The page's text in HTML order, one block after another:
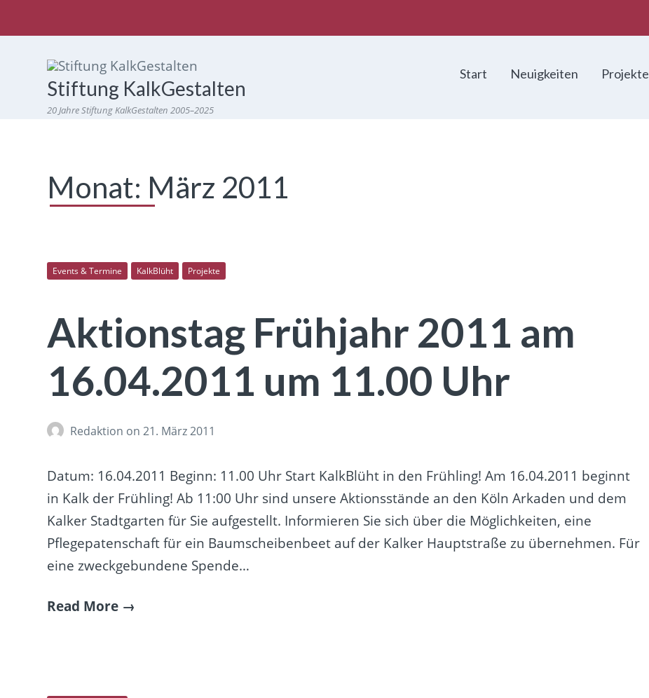
Stiftung KalkGestalten
20 Jahre Stiftung KalkGestalten 2005–2025
Start Neuigkeiten Projekte
Monat: März 2011
Events & Termine KalkBlüht Projekte
Aktionstag Frühjahr 2011 am
16.04.2011 um 11.00 Uhr
Redaktion on 21. März 2011
Datum: 16.04.2011 Beginn: 11.00 Uhr Start KalkBlüht in den Frühling! Am 16.04.2011 beginnt
in Kalk der Frühling! Ab 11:00 Uhr sind unsere Aktionsstände an den Köln Arkaden und dem
Kalker Stadtgarten für Sie aufgestellt. Informieren Sie sich über die Möglichkeiten, eine
Pflegepatenschaft für ein Baumscheibenbeet auf der Kalker Hauptstraße zu übernehmen. Für
eine zweckgebundene Spende…
Read More